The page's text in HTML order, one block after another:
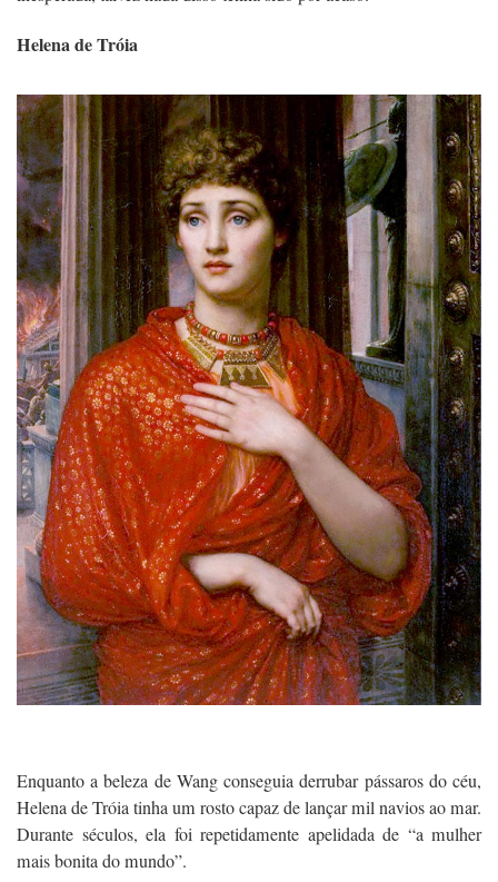
Helena de Tróia
Enquanto a beleza de Wang conseguia derrubar pássaros do céu,
Helena de Tróia tinha um rosto capaz de lançar mil navios ao mar.
Durante séculos, ela foi repetidamente apelidada de “a mulher
mais bonita do mundo”.